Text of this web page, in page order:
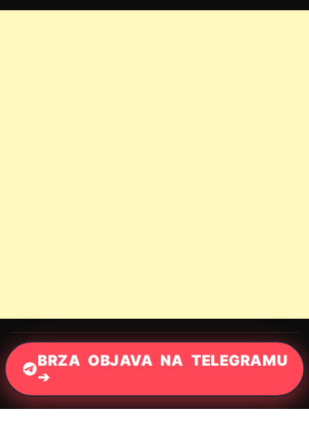
BRZA OBJAVA NA TELEGRAMU
➔